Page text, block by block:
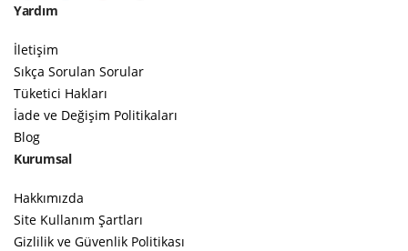
Yardım
İletişim
Sıkça Sorulan Sorular
Tüketici Hakları
İade ve Değişim Politikaları
Blog
Kurumsal
Hakkımızda
Site Kullanım Şartları
Gizlilik ve Güvenlik Politikası